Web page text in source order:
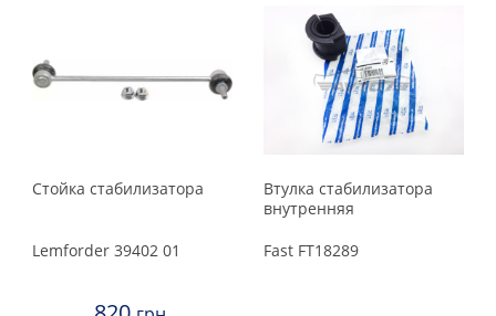
Стойка стабилизатора
Lemforder 39402 01
Втулка стабилизатора
внутренняя
Fast FT18289